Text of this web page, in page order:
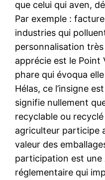
que celui qui aven,
Par exemple :
industries qui
personnalisation très
apprécie est le Point
phare qui évoqua
Hélas, ce l’insigne
signifie nullement
recyclable ou
agriculteur participe
valeur des
participation est
réglementaire qui